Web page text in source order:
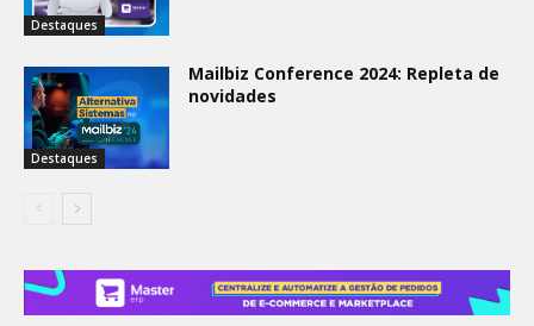
Destaques
Destaques
Mailbiz Conference 2024: Repleta de
novidades